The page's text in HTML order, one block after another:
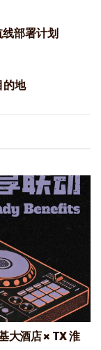
部署计划
的地
大酒店 × TX 淮